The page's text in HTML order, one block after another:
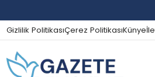
Gizlilik PolitikasıÇerez PolitikasıKünye